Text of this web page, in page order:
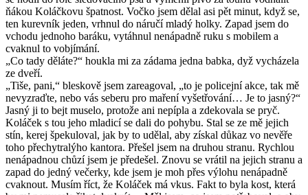
ňákou Koláčkovu špatnost. Vočko jsem dělal asi pět minut, když se,
ten kurevník jeden, vrhnul do náručí mladý holky. Zapad jsem do
vchodu jednoho baráku, vytáhnul nenápadně ruku s mobilem a
cvaknul to vobjímání.
„Co tady děláte?“ houkla mi za zádama jedna babka, dyž vycházela
ze dveří.
„Tiše, pani,“ bleskově jsem zareagoval, „to je policejní akce, tak mě
nevyzraďte, nebo vás seberu pro maření vyšetřování… Je to jasný?“
Jasný ji to bejt muselo, protože ani nepípla a zdekovala se pryč.
Koláček s tou jeho mladicí se dali do pohybu. Stal se ze mě jejich
stín, kerej špekuloval, jak by to udělal, aby získal důkaz vo nevěře
toho přechytralýho kantora. Přešel jsem na druhou stranu. Rychlou
nenápadnou chůzí jsem je předešel. Znovu se vrátil na jejich stranu a
zapad do jedný večerky, kde jsem je moh přes výlohu nenápadně
cvaknout. Musím říct, že Koláček má vkus. Fakt to byla kost, která